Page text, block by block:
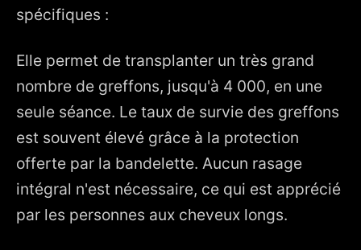
spécifiques :
Elle permet de transplanter un très grand
nombre de greffons, jusqu'à 4 000, en une
seule séance. Le taux de survie des greffons
est souvent élevé grâce à la protection
offerte par la bandelette. Aucun rasage
intégral n'est nécessaire, ce qui est apprécié
par les personnes aux cheveux longs.